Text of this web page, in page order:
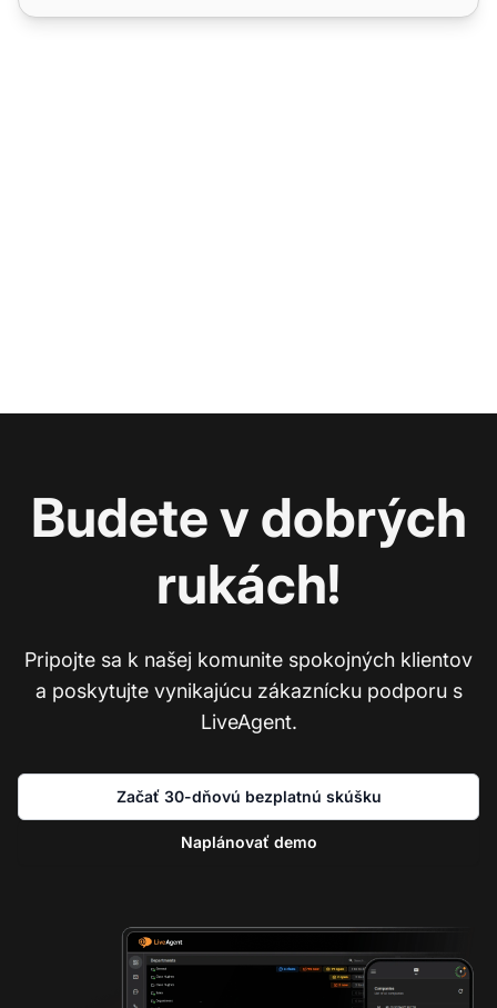
Budete v dobrých
rukách!
Pripojte sa k našej komunite spokojných klientov
a poskytujte vynikajúcu zákaznícku podporu s
LiveAgent.
Začať 30-dňovú bezplatnú skúšku
Naplánovať demo